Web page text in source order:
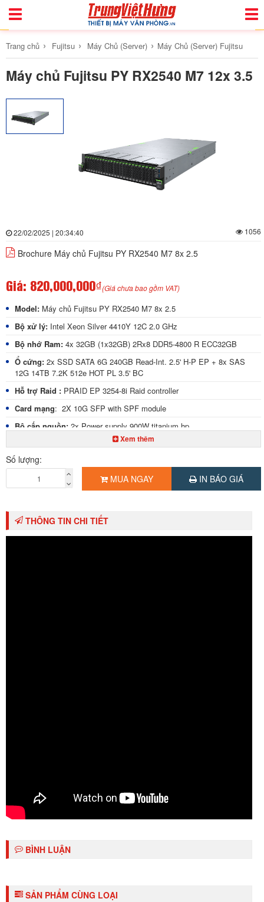
Toggle
Trang chủ › Fujitsu › Máy Chủ (Server) › Máy Chủ (Server) Fujitsu
Máy chủ Fujitsu PY RX2540 M7 12x 3.5
22/02/2025 | 20:34:40 1056
Brochure Máy chủ Fujitsu PY RX2540 M7 8x 2.5
Giá: 820,000,000₫(Giá chưa bao gồm VAT)
Model: Máy chủ Fujitsu PY RX2540 M7 8x 2.5
Bộ xử lý: Intel Xeon Silver 4410Y 12C 2.0 GHz
Bộ nhớ Ram: 4x 32GB (1x32GB) 2Rx8 DDR5-4800 R ECC32GB
Ổ cứng: 2x SSD SATA 6G 240GB Read-Int. 2.5' H-P EP + 8x SAS
12G 14TB 7.2K 512e HOT PL 3.5' BC
Hỗ trợ Raid : PRAID EP 3254-8i Raid controller
Card mạng: 2X 10G SFP with SPF module
Bộ cấp nguồn: 2x Power supply 900W titanium hp
Windows Server Standard 2022 - 16 core
Hãng sản xuất :
Xuất xứ:
Giao hàng:
Miễn phí phạm vi T.PHCM
Xem thêm
Số lượng:
MUA NGAY
IN BÁO GIÁ
THÔNG TIN CHI TIẾT
BÌNH LUẬN
SẢN PHẨM CÙNG LOẠI